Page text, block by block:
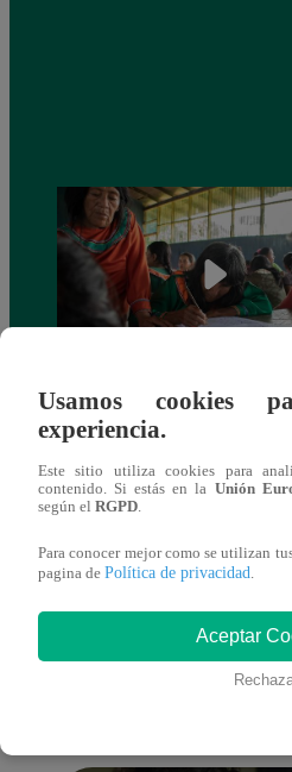
Mujeres indígenas y
denuncian ante ONU que no se
derecho a la consulta previa
También
interesar
Usamos cookies
experiencia.
Este sitio utiliza cookies para
contenido. Si estás en la Unión
según el RGPD
Para conocer mejor como se utilizan
pagina de Política de privacidad
Aceptar